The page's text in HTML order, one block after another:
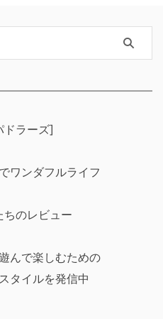
ドラーズ]
ワンダフルライフ
ちのレビュー
んで楽しむための
タイルを発信中